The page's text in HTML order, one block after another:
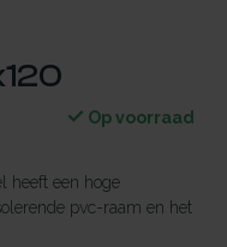
Op voorraad
heeft een hoge
pvc-raam en het